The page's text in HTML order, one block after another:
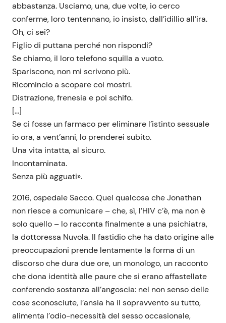
abbastanza. Usciamo, una, due volte, io cerco
conferme, loro tentennano, io insisto, dall’idillio all’ira.
Oh, ci sei?
Figlio di puttana perché non rispondi?
Se chiamo, il loro telefono squilla a vuoto.
Spariscono, non mi scrivono più.
Ricomincio a scopare coi mostri.
Distrazione, frenesia e poi schifo.
[…]
Se ci fosse un farmaco per eliminare l’istinto sessuale
io ora, a vent’anni, lo prenderei subito.
Una vita intatta, al sicuro.
Incontaminata.
Senza più agguati».
2016, ospedale Sacco. Quel qualcosa che Jonathan
non riesce a comunicare – che, sì, l’HIV c’è, ma non è
solo quello – lo racconta finalmente a una psichiatra,
la dottoressa Nuvola. Il fastidio che ha dato origine alle
preoccupazioni prende lentamente la forma di un
discorso che dura due ore, un monologo, un racconto
che dona identità alle paure che si erano affastellate
conferendo sostanza all’angoscia: nel non senso delle
cose sconosciute, l’ansia ha il sopravvento su tutto,
alimenta l’odio-necessità del sesso occasionale,